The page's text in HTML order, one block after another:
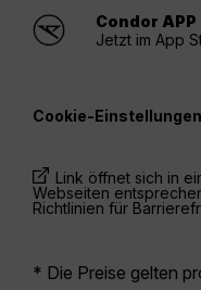
Condor APP
Jetzt im App
Cookie-Einstellungen
Link öffnet sich in
Webseiten
Richtlinien für
* Die Preise gelten